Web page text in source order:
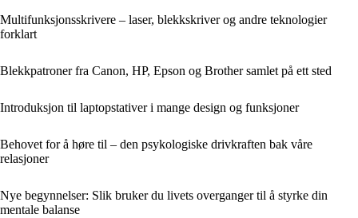
Multifunksjonsskrivere – laser, blekkskriver og andre teknologier
forklart
Blekkpatroner fra Canon, HP, Epson og Brother samlet på ett sted
Introduksjon til laptopstativer i mange design og funksjoner
Behovet for å høre til – den psykologiske drivkraften bak våre
relasjoner
Nye begynnelser: Slik bruker du livets overganger til å styrke din
mentale balanse